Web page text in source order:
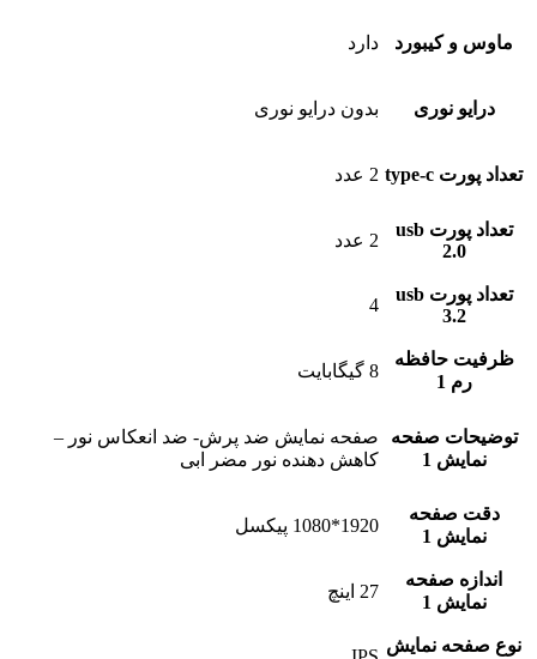
ماوس و کیبورد دارد
درایو نوری بدون درایو نوری
تعداد پورت type-c 2 عدد
تعداد پورت usb
2.0
2 عدد
تعداد پورت usb
3.2
4
ظرفیت حافظه
رم 1
8 گیگابایت
توضیحات صفحه
نمایش 1
صفحه نمایش ضد پرش- ضد انعکاس نور –
کاهش دهنده نور مضر ابی
دقت صفحه
نمایش 1
1920*1080 پیکسل
اندازه صفحه
نمایش 1
27 اینچ
نوع صفحه نمایش